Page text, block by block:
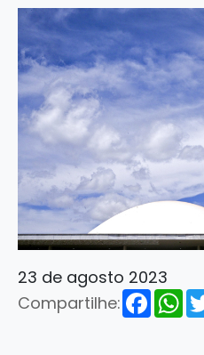
23 de agosto 2023
Compartilhe: